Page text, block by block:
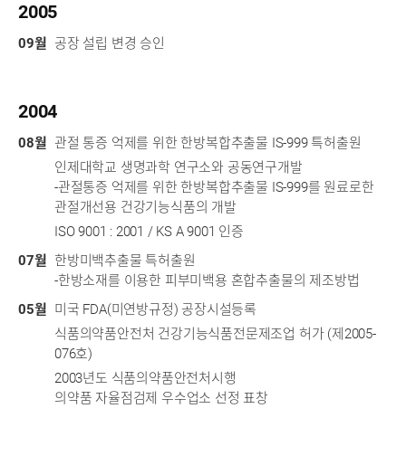
2005
09월 공장 설립 변경 승인
2004
08월 관절 통증 억제를 위한 한방복합추출물 IS-999 특허출원
인제대학교 생명과학 연구소와 공동연구개발
-관절통증 억제를 위한 한방복합추출물 IS-999를 원료로한
관절개선용 건강기능식품의 개발
ISO 9001 : 2001 / KS A 9001 인증
07월 한방미백추출물 특허출원
-한방소재를 이용한 피부미백용 혼합추출물의 제조방법
05월 미국 FDA(미연방규정) 공장시설등록
식품의약품안전처 건강기능식품전문제조업 허가 (제2005-
076호)
2003년도 식품의약품안전처시행
의약품 자율점검제 우수업소 선정 표창